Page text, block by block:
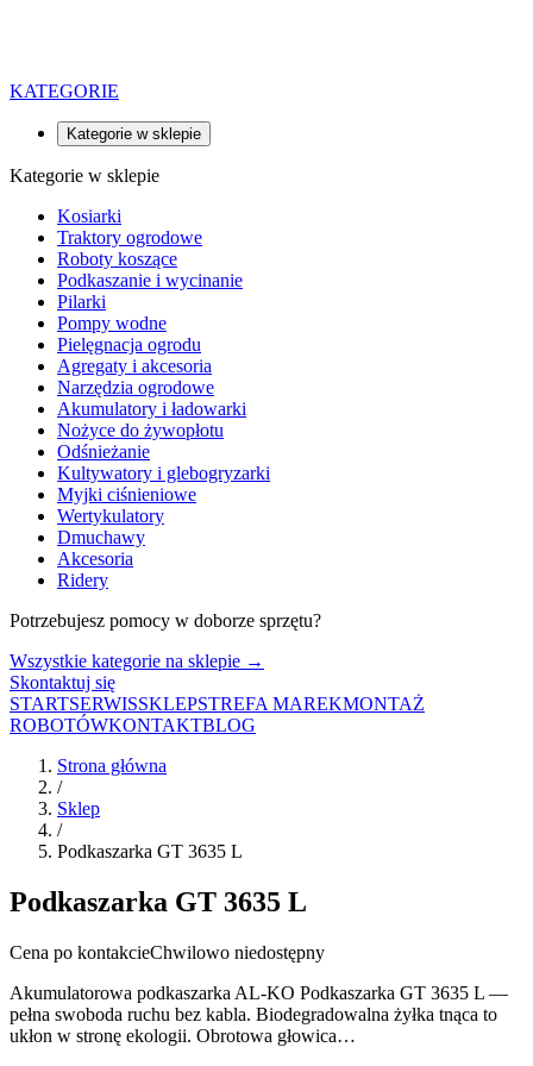
KATEGORIE
Kategorie w sklepie
Kategorie w sklepie
Kosiarki
Traktory ogrodowe
Roboty koszące
Podkaszanie i wycinanie
Pilarki
Pompy wodne
Pielęgnacja ogrodu
Agregaty i akcesoria
Narzędzia ogrodowe
Akumulatory i ładowarki
Nożyce do żywopłotu
Odśnieżanie
Kultywatory i glebogryzarki
Myjki ciśnieniowe
Wertykulatory
Dmuchawy
Akcesoria
Ridery
Potrzebujesz pomocy w doborze sprzętu?
Wszystkie kategorie na sklepie →
Skontaktuj się
STARTSERWISSKLEPSTREFA MAREKMONTAŻ
ROBOTÓWKONTAKTBLOG
Strona główna
/
Sklep
/
Podkaszarka GT 3635 L
Podkaszarka GT 3635 L
Cena po kontakcieChwilowo niedostępny
Akumulatorowa podkaszarka AL-KO Podkaszarka GT 3635 L —
pełna swoboda ruchu bez kabla. Biodegradowalna żyłka tnąca to
ukłon w stronę ekologii. Obrotowa głowica…